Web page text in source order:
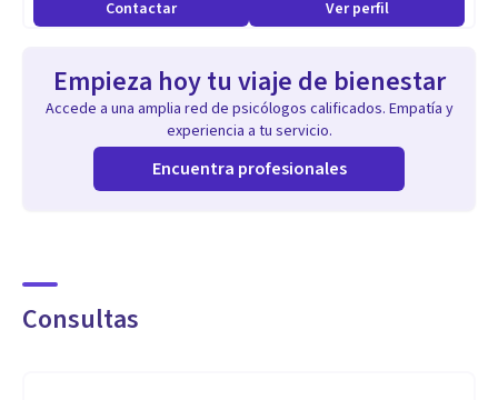
Contactar Ver perfil
Empieza hoy tu viaje de bienestar
Accede a una amplia red de psicólogos calificados. Empatía y
experiencia a tu servicio.
Encuentra profesionales
Consultas